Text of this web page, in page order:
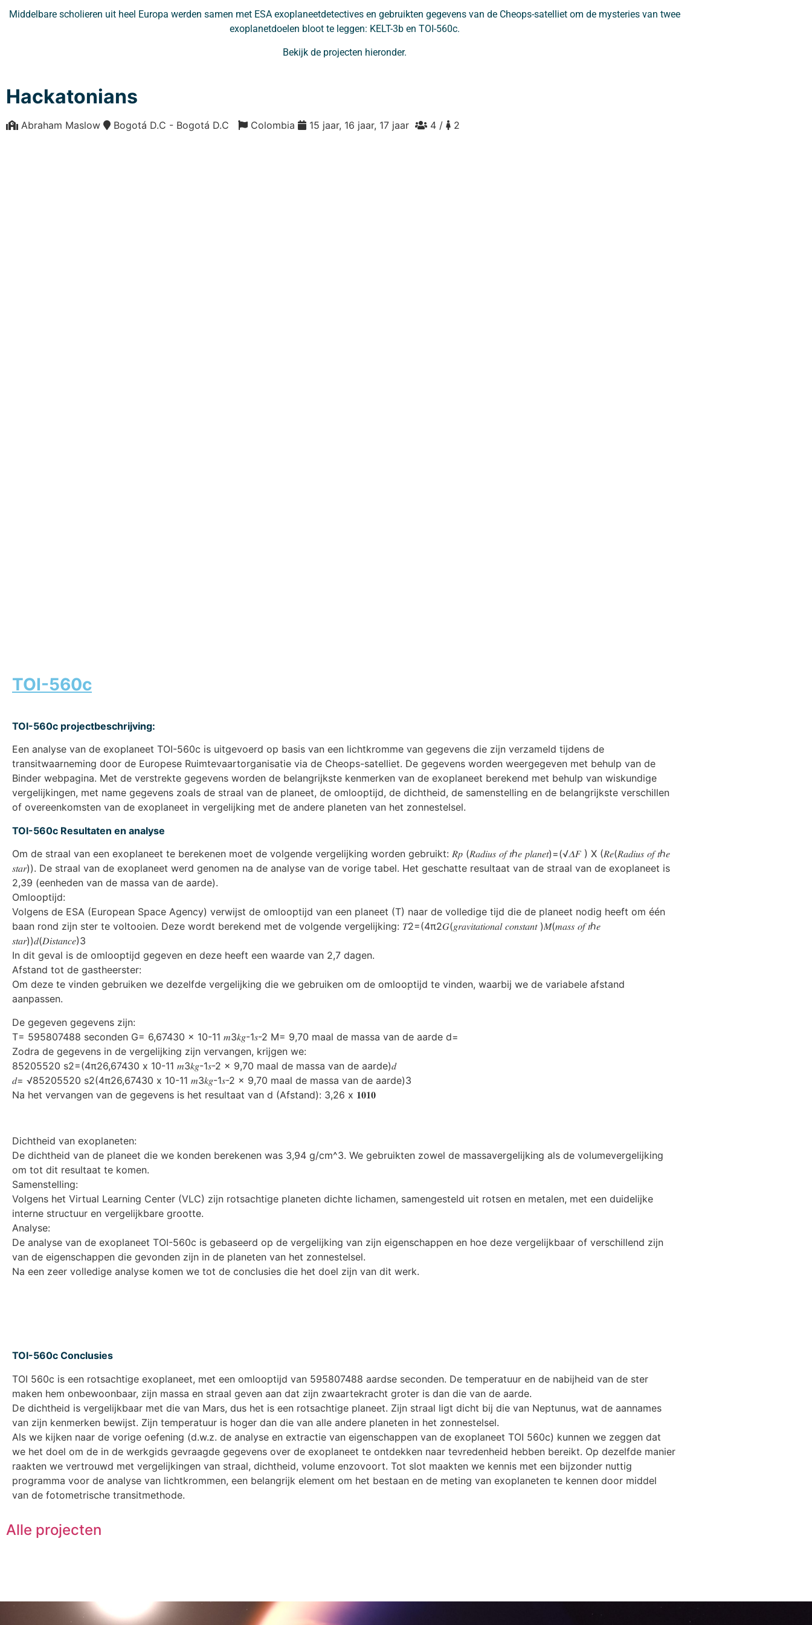
Middelbare scholieren uit heel Europa werden samen met ESA exoplaneetdetectives en gebruikten gegevens van de Cheops-satelliet om de mysteries van twee
exoplanetdoelen bloot te leggen: KELT-3b en TOI-560c.
Bekijk de projecten hieronder.
Hackatonians
Abraham Maslow Bogotá D.C - Bogotá D.C Colombia 15 jaar, 16 jaar, 17 jaar 4 / 2
TOI-560c
TOI-560c projectbeschrijving:
Een analyse van de exoplaneet TOI-560c is uitgevoerd op basis van een lichtkromme van gegevens die zijn verzameld tijdens de
transitwaarneming door de Europese Ruimtevaartorganisatie via de Cheops-satelliet. De gegevens worden weergegeven met behulp van de
Binder webpagina. Met de verstrekte gegevens worden de belangrijkste kenmerken van de exoplaneet berekend met behulp van wiskundige
vergelijkingen, met name gegevens zoals de straal van de planeet, de omlooptijd, de dichtheid, de samenstelling en de belangrijkste verschillen
of overeenkomsten van de exoplaneet in vergelijking met de andere planeten van het zonnestelsel.
TOI-560c Resultaten en analyse
Om de straal van een exoplaneet te berekenen moet de volgende vergelijking worden gebruikt: 𝑅𝑝 (𝑅𝑎𝑑𝑖𝑢𝑠 𝑜𝑓 𝑡ℎ𝑒 𝑝𝑙𝑎𝑛𝑒𝑡)=(√𝛥𝐹 ) X (𝑅𝑒(𝑅𝑎𝑑𝑖𝑢𝑠 𝑜𝑓 𝑡ℎ𝑒
𝑠𝑡𝑎𝑟)). De straal van de exoplaneet werd genomen na de analyse van de vorige tabel. Het geschatte resultaat van de straal van de exoplaneet is
2,39 (eenheden van de massa van de aarde).
Omlooptijd:
Volgens de ESA (European Space Agency) verwijst de omlooptijd van een planeet (T) naar de volledige tijd die de planeet nodig heeft om één
baan rond zijn ster te voltooien. Deze wordt berekend met de volgende vergelijking: 𝑇2=(4π2𝐺(𝑔𝑟𝑎𝑣𝑖𝑡𝑎𝑡𝑖𝑜𝑛𝑎𝑙 𝑐𝑜𝑛𝑠𝑡𝑎𝑛𝑡 )𝑀(𝑚𝑎𝑠𝑠 𝑜𝑓 𝑡ℎ𝑒
𝑠𝑡𝑎𝑟))𝑑(𝐷𝑖𝑠𝑡𝑎𝑛𝑐𝑒)3
In dit geval is de omlooptijd gegeven en deze heeft een waarde van 2,7 dagen.
Afstand tot de gastheerster:
Om deze te vinden gebruiken we dezelfde vergelijking die we gebruiken om de omlooptijd te vinden, waarbij we de variabele afstand
aanpassen.
De gegeven gegevens zijn:
T= 595807488 seconden G= 6,67430 x 10-11 𝑚3𝑘𝑔-1𝑠-2 M= 9,70 maal de massa van de aarde d=
Zodra de gegevens in de vergelijking zijn vervangen, krijgen we:
85205520 s2=(4π26,67430 x 10-11 𝑚3𝑘𝑔-1𝑠-2 x 9,70 maal de massa van de aarde)𝑑
𝑑= √85205520 s2(4π26,67430 x 10-11 𝑚3𝑘𝑔-1𝑠-2 x 9,70 maal de massa van de aarde)3
Na het vervangen van de gegevens is het resultaat van d (Afstand): 3,26 x 𝟏𝟎𝟏𝟎
Dichtheid van exoplaneten:
De dichtheid van de planeet die we konden berekenen was 3,94 g/cm^3. We gebruikten zowel de massavergelijking als de volumevergelijking
om tot dit resultaat te komen.
Samenstelling:
Volgens het Virtual Learning Center (VLC) zijn rotsachtige planeten dichte lichamen, samengesteld uit rotsen en metalen, met een duidelijke
interne structuur en vergelijkbare grootte.
Analyse:
De analyse van de exoplaneet TOI-560c is gebaseerd op de vergelijking van zijn eigenschappen en hoe deze vergelijkbaar of verschillend zijn
van de eigenschappen die gevonden zijn in de planeten van het zonnestelsel.
Na een zeer volledige analyse komen we tot de conclusies die het doel zijn van dit werk.
TOI-560c Conclusies
TOI 560c is een rotsachtige exoplaneet, met een omlooptijd van 595807488 aardse seconden. De temperatuur en de nabijheid van de ster
maken hem onbewoonbaar, zijn massa en straal geven aan dat zijn zwaartekracht groter is dan die van de aarde.
De dichtheid is vergelijkbaar met die van Mars, dus het is een rotsachtige planeet. Zijn straal ligt dicht bij die van Neptunus, wat de aannames
van zijn kenmerken bewijst. Zijn temperatuur is hoger dan die van alle andere planeten in het zonnestelsel.
Als we kijken naar de vorige oefening (d.w.z. de analyse en extractie van eigenschappen van de exoplaneet TOI 560c) kunnen we zeggen dat
we het doel om de in de werkgids gevraagde gegevens over de exoplaneet te ontdekken naar tevredenheid hebben bereikt. Op dezelfde manier
raakten we vertrouwd met vergelijkingen van straal, dichtheid, volume enzovoort. Tot slot maakten we kennis met een bijzonder nuttig
programma voor de analyse van lichtkrommen, een belangrijk element om het bestaan en de meting van exoplaneten te kennen door middel
van de fotometrische transitmethode.
Alle projecten